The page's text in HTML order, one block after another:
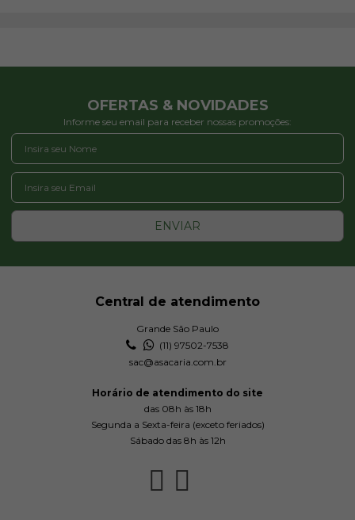
OFERTAS & NOVIDADES
Informe seu email para receber nossas promoções:
ENVIAR
Central de atendimento
Grande São Paulo
(11) 97502-7538
sac@asacaria.com.br
Horário de atendimento do site
das 08h às 18h
Segunda a Sexta-feira (exceto feriados)
Sábado das 8h às 12h